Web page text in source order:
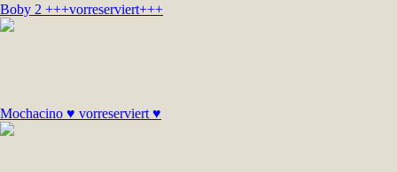
Boby 2 +++vorreserviert+++
Mochacino ♥ vorreserviert ♥